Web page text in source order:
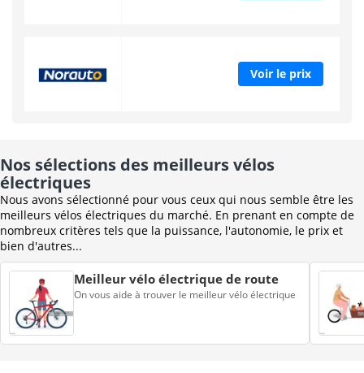
Voir le prix
Nos sélections des meilleurs vélos
électriques
Nous avons sélectionné pour vous ceux qui nous semble être les
meilleurs vélos électriques du marché. En prenant en compte de
nombreux critères tels que la puissance, l'autonomie, le prix et
bien d'autres...
Meilleur vélo électrique de route
On vous aide à trouver le meilleur vélo électrique